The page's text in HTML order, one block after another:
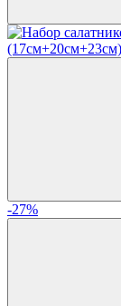
-27%